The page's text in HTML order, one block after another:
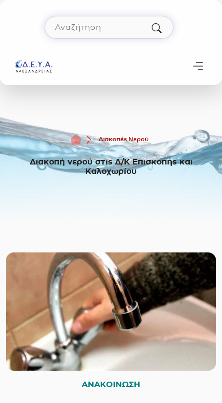
Αναζήτηση
ΑρχικήΔιακοπές Νερού
Διακοπή νερού στις Δ/Κ Επισκοπής και
Καλοχωρίου
ΑΝΑΚΟΙΝΩΣΗ